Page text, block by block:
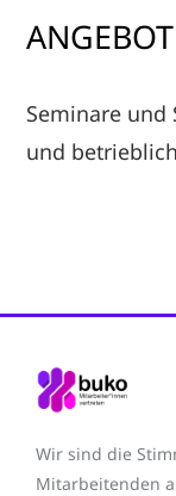
Seminare
und
Wir sind die
Mitarbeitenden